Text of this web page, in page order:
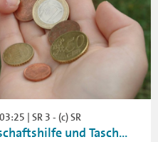
| SR 3 - (c) SR
und Tasch...